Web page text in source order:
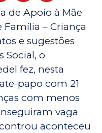
de Apoio à Mãe
Família – Criança
e sugestões
Social, o
fez, nesta
papo com 21
com menos
vaga
aconteceu